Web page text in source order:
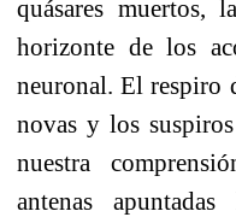
quásares muertos,
horizonte de los
neuronal. El respiro
novas y los
nuestra
antenas